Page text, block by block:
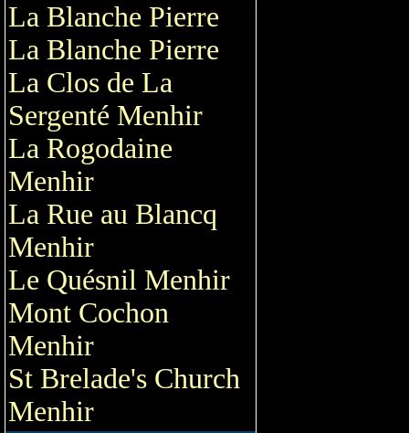
La Blanche Pierre
La Blanche Pierre
La Clos de La
Sergenté Menhir
La Rogodaine
Menhir
La Rue au Blancq
Menhir
Le Quésnil Menhir
Mont Cochon
Menhir
St Brelade's Church
Menhir